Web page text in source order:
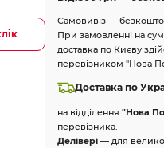
Самовивіз —
При замовленні на
доставка по Києву
перевізником "Нова
Доставка по
на відділення "Нова
перевізника.
Делівері— для